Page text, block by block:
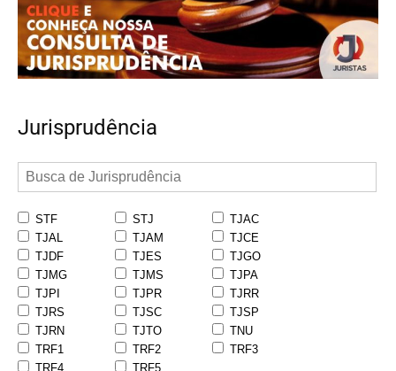
Jurisprudência
STF STJ
TJAC
TJAL
TJAM
TJCE
TJDF
TJES
TJGO
TJMG
TJMS
TJPA
TJPI
TJPR
TJRR
TJRS
TJSC
TJSP
TJRN
TJTO
TNU
TRF1
TRF2
TRF3
TRF4
TRF5